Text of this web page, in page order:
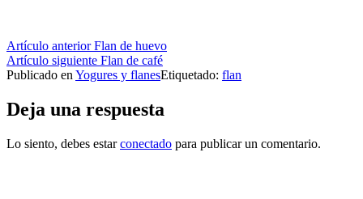
Seguir
leyendo
Artículo anteriorFlan de huevo
Artículo siguiente Flan de café
Publicado en Yogures y flanesEtiquetado: flan
Deja una respuesta
Lo siento, debes estarconectado para publicar un comentario.